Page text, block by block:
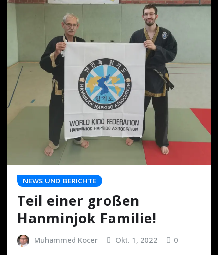
NEWS UND BERICHTE
Teil einer großen
Hanminjok Familie!
Muhammed Kocer Okt. 1, 2022 0